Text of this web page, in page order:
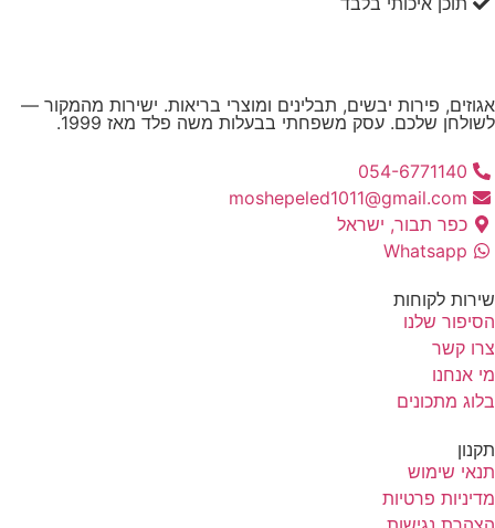
פירות יבשים, תבלינים ומוצרי בריאות. ישירות מהמקור —
שלכם. עסק משפחתי בבעלות משה פלד מאז 1999.
054-6771140
moshepeled1011@gmail.com
כפר תבור, ישראל
Whatsapp
לקוחות
שלנו
קשר
אנחנו
מתכונים
שימוש
פרטיות